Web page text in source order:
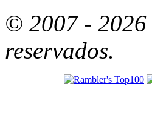
© 2007 - 2026
reservados.